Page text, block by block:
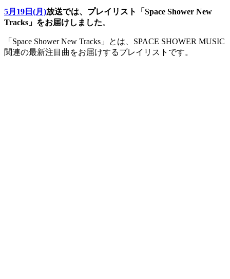
5月19日(月)放送では、プレイリスト「Space Shower New
Tracks」をお届けしました。
「Space Shower New Tracks」とは、SPACE SHOWER MUSIC
関連の最新注目曲をお届けするプレイリストです。